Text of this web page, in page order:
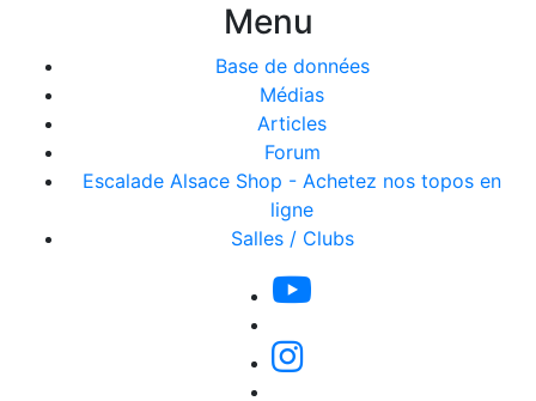
Menu
Base de données
Médias
Articles
Forum
Escalade Alsace Shop - Achetez nos topos en
ligne
Salles / Clubs